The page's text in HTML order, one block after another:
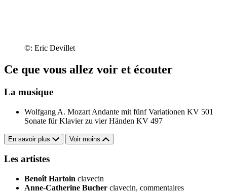
©: Eric Devillet
Ce que vous allez voir et écouter
La musique
Wolfgang A. Mozart Andante mit fünf Variationen KV 501
Sonate für Klavier zu vier Händen KV 497
En savoir plus Voir moins
Les artistes
Benoît Hartoin clavecin
Anne-Catherine Bucher clavecin, commentaires